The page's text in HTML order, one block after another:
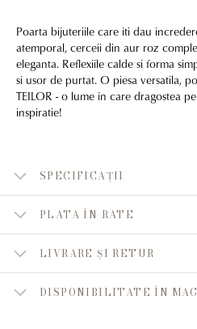
Poarta bijuteriile care iti dau
atemporal, cerceii din aur roz
eleganta. Reflexiile calde si forma
si usor de purtat. O piesa versatila,
TEILOR - o lume in care dragostea
inspiratie!
SPECIFICAȚII
PLATA ÎN RATE
LIVRARE ȘI RETUR
DISPONIBILITATE ÎN